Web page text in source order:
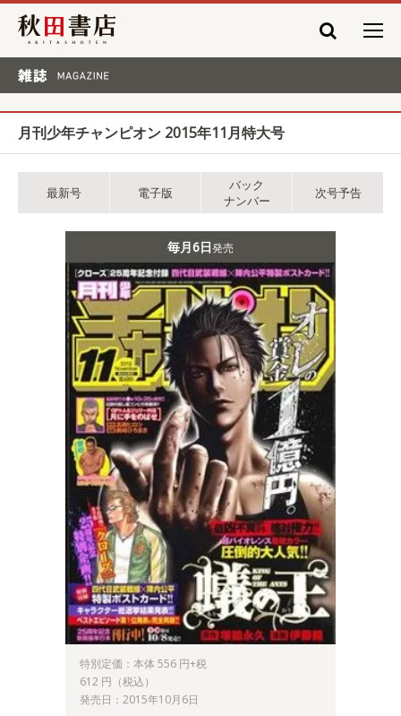
秋田書店
月刊少年チャンピオン 2015年11月特大号
最新号 電子版
バック
ナンバー
次号予告
毎月6日発売
特別定価：本体 556 円+税
612 円（税込）
発売日：2015年10月6日